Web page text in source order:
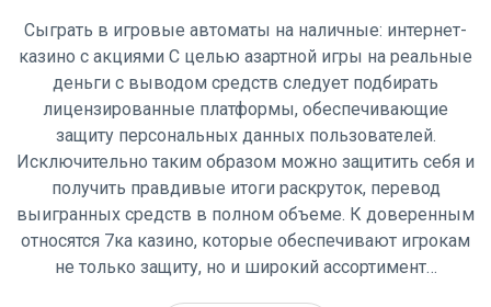
Сыграть в игровые автоматы на наличные: интернет-
казино с акциями С целью азартной игры на реальные
деньги с выводом средств следует подбирать
лицензированные платформы, обеспечивающие
защиту персональных данных пользователей.
Исключительно таким образом можно защитить себя и
получить правдивые итоги раскруток, перевод
выигранных средств в полном объеме. К доверенным
относятся 7ка казино, которые обеспечивают игрокам
не только защиту, но и широкий ассортимент…